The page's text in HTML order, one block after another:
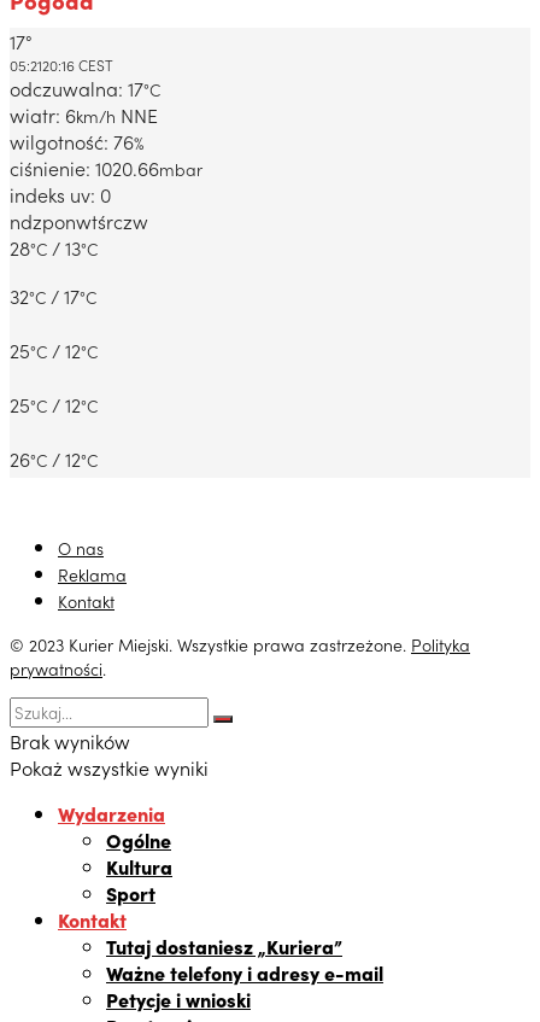
Dabrowa Gornicza, PL
17°
05:2120:16 CEST
odczuwalna: 17°C
wiatr: 6km/h NNE
wilgotność: 76%
ciśnienie: 1020.66mbar
indeks uv: 0
ndzponwtśrczw
28°C / 13°C
32°C / 17°C
25°C / 12°C
25°C / 12°C
26°C / 12°C
O nas
Reklama
Kontakt
© 2023 Kurier Miejski. Wszystkie prawa zastrzeżone. Polityka
prywatności.
Brak wyników
Pokaż wszystkie wyniki
Wydarzenia
Ogólne
Kultura
Sport
Kontakt
Tutaj dostaniesz „Kuriera”
Ważne telefony i adresy e-mail
Petycje i wnioski